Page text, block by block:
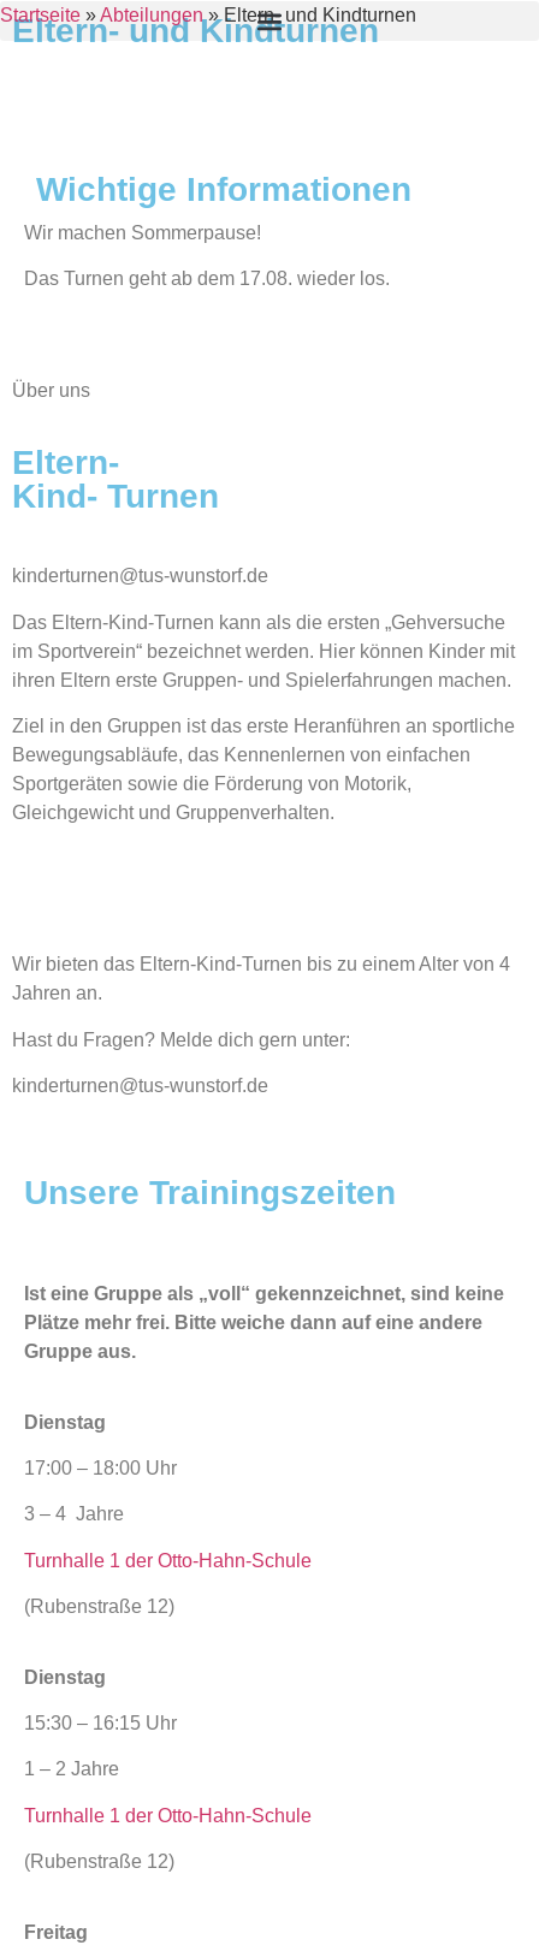
Startseite »Abteilungen»Eltern- und Kindturnen
Eltern- und Kindturnen
Wichtige Informationen
Wir machen Sommerpause!
Das Turnen geht ab dem 17.08. wieder los.
Über uns
Eltern-
Kind- Turnen
kinderturnen@tus-wunstorf.de
Das Eltern-Kind-Turnen kann als die ersten „Gehversuche
im Sportverein“ bezeichnet werden. Hier können Kinder mit
ihren Eltern erste Gruppen- und Spielerfahrungen machen.
Ziel in den Gruppen ist das erste Heranführen an sportliche
Bewegungsabläufe, das Kennenlernen von einfachen
Sportgeräten sowie die Förderung von Motorik,
Gleichgewicht und Gruppenverhalten.
Wir bieten das Eltern-Kind-Turnen bis zu einem Alter von 4
Jahren an.
Hast du Fragen? Melde dich gern unter:
kinderturnen@tus-wunstorf.de
Unsere Trainingszeiten
Ist eine Gruppe als „voll“ gekennzeichnet, sind keine
Plätze mehr frei. Bitte weiche dann auf eine andere
Gruppe aus.
Dienstag
17:00 – 18:00 Uhr
3 – 4 Jahre
Turnhalle 1 der Otto-Hahn-Schule
(Rubenstraße 12)
Dienstag
15:30 – 16:15 Uhr
1 – 2 Jahre
Turnhalle 1 der Otto-Hahn-Schule
(Rubenstraße 12)
Freitag